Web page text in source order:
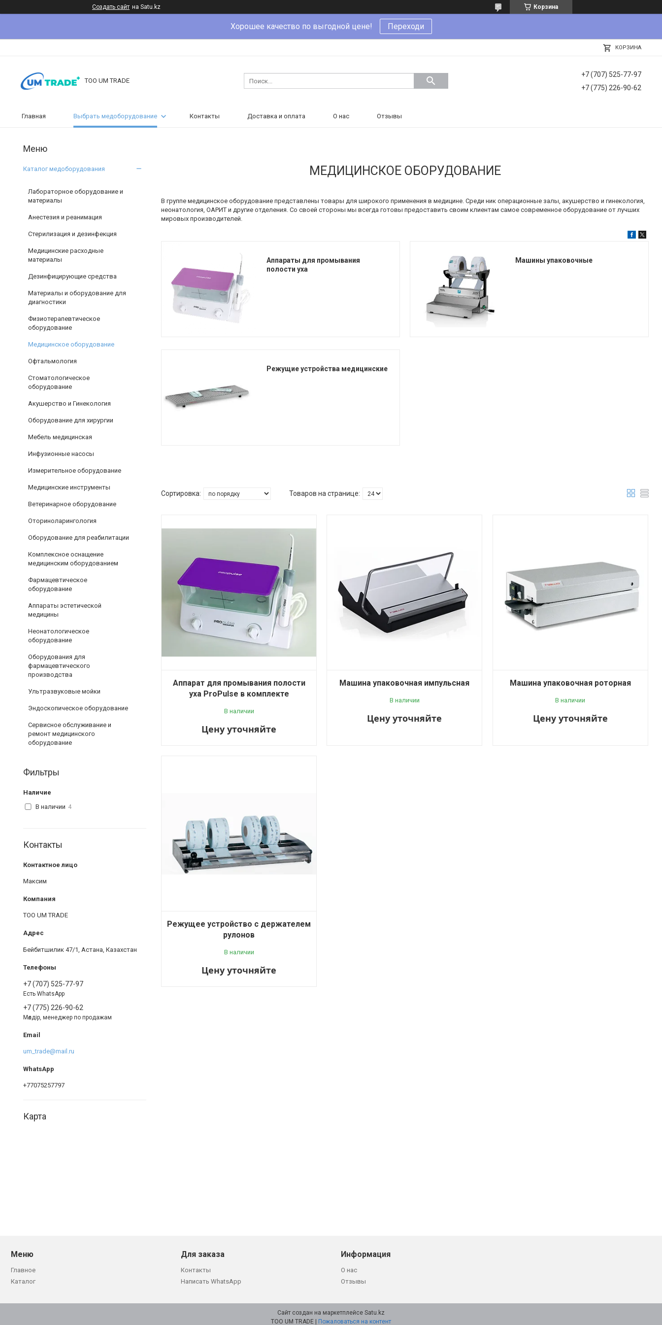
Создать сайт на Satu.kz Корзина
Хорошее качество по выгодной цене! Переходи
КОРЗИНА
ТОО UM TRADE
+7 (707) 525-77-97
+7 (775) 226-90-62
Главная Выбрать медоборудование Контакты Доставка и оплата О нас Отзывы
МЕДИЦИНСКОЕ ОБОРУДОВАНИЕ
В группе медицинское оборудование представлены товары для широкого применения в медицине. Среди ник операционные залы, акушерство и гинекология,
неонатология, ОАРИТ и другие отделения. Со своей стороны мы всегда готовы предоставить своим клиентам самое современное оборудование от лучших
мировых производителей.
Аппараты для промывания
полости уха
Машины упаковочные
Режущие устройства медицинские
Аппарат для промывания полости
уха ProPulse в комплекте
В наличии
Цену уточняйте
Машина упаковочная импульсная
В наличии
Цену уточняйте
Машина упаковочная роторная
В наличии
Цену уточняйте
Режущее устройство с держателем
рулонов
В наличии
Цену уточняйте
Каталог медоборудования
Лабораторное оборудование и
материалы
Анестезия и реанимация
Стерилизация и дезинфекция
Медицинские расходные
материалы
Дезинфицирующие средства
Материалы и оборудование для
диагностики
Физиотерапевтическое
оборудование
Медицинское оборудование
Офтальмология
Стоматологическое
оборудование
Акушерство и Гинекология
Оборудование для хирургии
Мебель медицинская
Инфузионные насосы
Измерительное оборудование
Медицинские инструменты
Ветеринарное оборудование
Оториноларингология
Оборудование для реабилитации
Комплексное оснащение
медицинским оборудованием
Фармацевтическое
оборудование
Аппараты эстетической
медицины
Неонатологическое
оборудование
Оборудования для
фармацевтического
производства
Ультразвуковые мойки
Эндоскопическое оборудование
Сервисное обслуживание и
ремонт медицинского
оборудование
Фильтры
Наличие
В наличии 4
Контакты
Максим
ТОО UM TRADE
Бейбитшилик 47/1, Астана, Казахстан
+7 (707) 525-77-97
Есть WhatsApp
+7 (775) 226-90-62
Мөлдір, менеджер по продажам
um_trade@mail.ru
+77075257797
Карта
Меню
Главное
Каталог
Для заказа
Контакты
Написать WhatsApp
Информация
О нас
Отзывы
Сайт создан на маркетплейсе Satu.kz
ТОО UM TRADE | Пожаловаться на контент